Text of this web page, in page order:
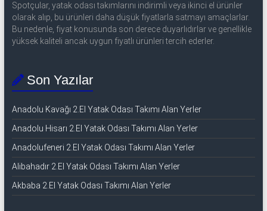
Spotçular, yatak odası takımlarını indirimli veya ikinci el ürünler
olarak alıp, bu ürünleri daha düşük fiyatlarla satmayı amaçlarlar.
Bu nedenle, fiyat konusunda son derece duyarlıdırlar ve genellikle
yüksek kaliteli ancak uygun fiyatlı ürünleri tercih ederler.
Son Yazılar
Anadolu Kavağı 2.El Yatak Odası Takımı Alan Yerler
Anadolu Hisarı 2.El Yatak Odası Takımı Alan Yerler
Anadolufeneri 2.El Yatak Odası Takımı Alan Yerler
Alibahadır 2.El Yatak Odası Takımı Alan Yerler
Akbaba 2.El Yatak Odası Takımı Alan Yerler